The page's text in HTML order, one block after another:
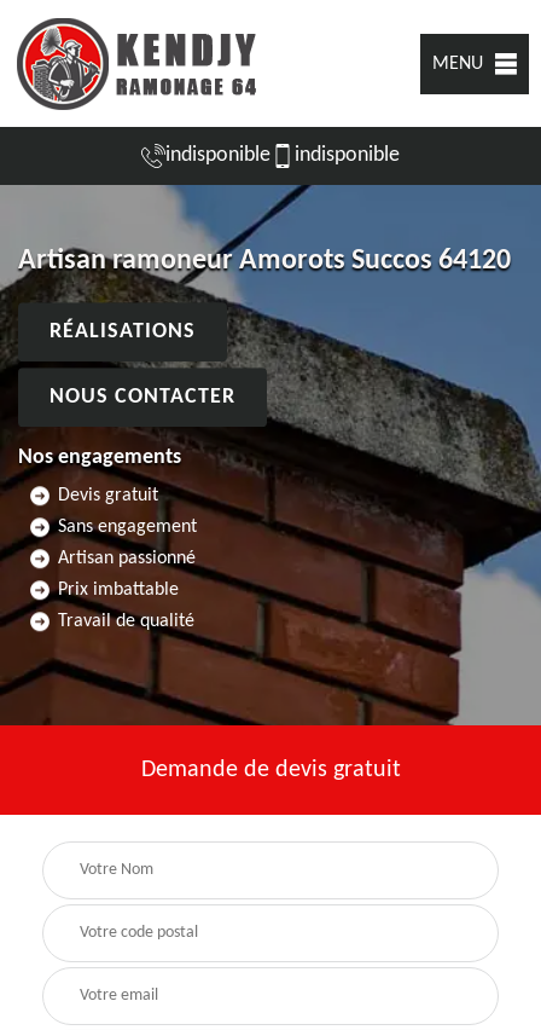
MENU
indisponible indisponible
Artisan ramoneur Amorots Succos 64120
RÉALISATIONS
NOUS CONTACTER
Nos engagements
Devis gratuit
Sans engagement
Artisan passionné
Prix imbattable
Travail de qualité
Demande de devis gratuit